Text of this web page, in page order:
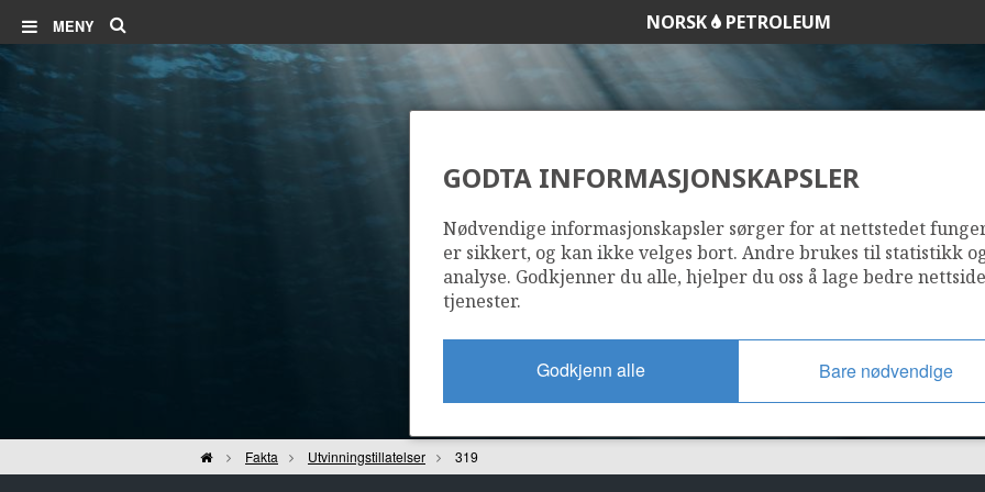
MENY NORSK PETROLEUM
319
Hjem Fakta Utvinningstillatelser 319
GODTA INFORMASJONSKAPSLER
Nødvendige informasjonskapsler sørger for at nettstedet
er sikkert, og kan ikke velges bort. Andre brukes til statistikk
analyse. Godkjenner du alle, hjelper du oss å lage bedre
tjenester.
Godkjenn alle Bare nødvendige